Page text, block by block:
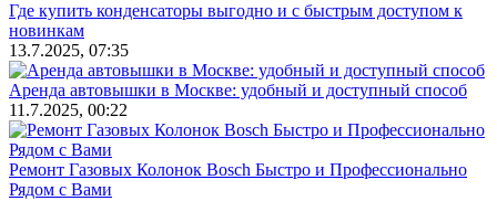
Где купить конденсаторы выгодно и с быстрым доступом к
новинкам
13.7.2025, 07:35
Аренда автовышки в Москве: удобный и доступный способ
11.7.2025, 00:22
Ремонт Газовых Колонок Bosch Быстро и Профессионально
Рядом с Вами